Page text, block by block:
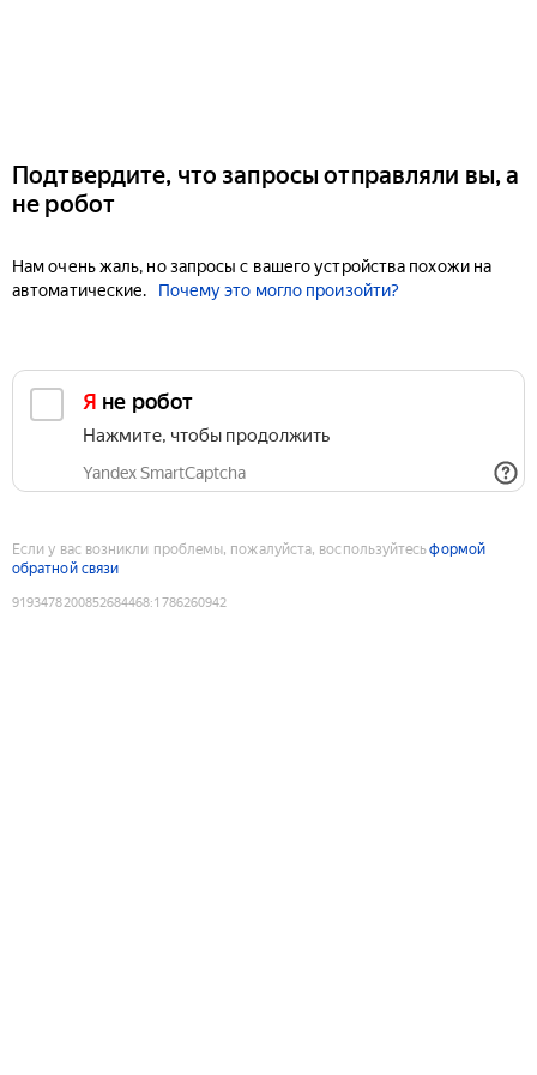
Подтвердите, что запросы отправляли вы, а
не робот
Нам очень жаль, но запросы с вашего устройства похожи на
автоматические.
Почему это могло произойти?
Я не робот
Нажмите, чтобы продолжить
Yandex SmartCaptcha
Если у вас возникли проблемы, пожалуйста, воспользуйтесьформой
обратной связи
9193478200852684468:1786260942